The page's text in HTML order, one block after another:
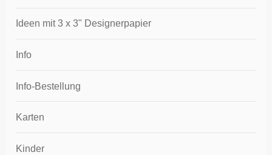
Ideen mit 3 x 3" Designerpapier
Info
Info-Bestellung
Karten
Kinder